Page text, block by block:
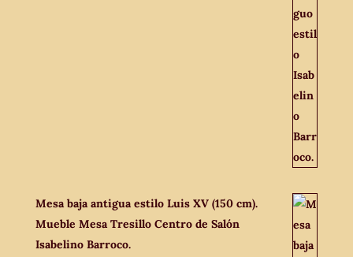
Mesa baja antigua estilo Luis XV (150 cm).
Mueble Mesa Tresillo Centro de Salón
Isabelino Barroco.